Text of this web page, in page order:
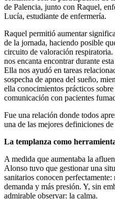
de Palencia, junto con Raquel,
Lucía, estudiante de enfermería.
Raquel permitió aumentar
de la jornada, haciendo posible
circuito de valoración
nos encanta encontrar durante
Ella nos ayudó en tareas
sospecha de apnea del sueño,
ella conocimientos prácticos
comunicación con pacientes
Fue una relación donde todos
una de las mejores definiciones
La templanza como
A medida que aumentaba la
Alonso tuvo que gestionar una
sanitarios conocen perfectamente:
demanda y más presión. Y, sin
admirable observar: la calma.